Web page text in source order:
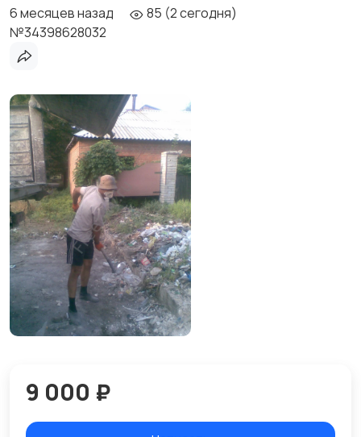
6 месяцев назад
85 (2 сегодня)
№34398628032
9 000 ₽